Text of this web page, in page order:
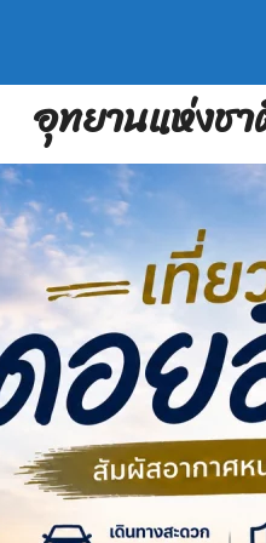
อุทยานแห่งช